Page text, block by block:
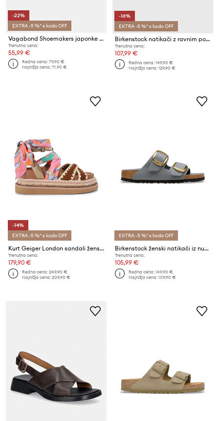
-22%
EXTRA -5 %* s kodo OFF
Vagabond Shoemakers japonke ženske usnjene IZZY
Trenutna cena:
55,99 €
Redna cena:79,90 €
Najnižja cena:71,90 €
-16%
EXTRA -5 %* s kodo OFF
Birkenstock natikači z ravnim podplatom ženski usnjeni
Trenutna cena:
107,99 €
Redna cena:149,90 €
Najnižja cena:129,90 €
-14%
EXTRA -5 %* s kodo OFF
Kurt Geiger London sandali ženski usnjeni Orson Cross Scarf Sdl
Trenutna cena:
179,90 €
Redna cena:249,90 €
Najnižja cena:209,90 €
EXTRA -5 %* s kodo OFF
Birkenstock ženski natikači iz nubuka Arizona Big Buckle
Trenutna cena:
105,99 €
Redna cena:149,90 €
Najnižja cena:109,90 €